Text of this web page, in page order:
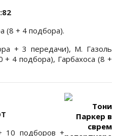
(8 + 4 подбора).
+ 3 передачи), М. Газоль
4 подбора), Гарбахоса (8 +
Тони
Паркер в
сврем
10 подборов +